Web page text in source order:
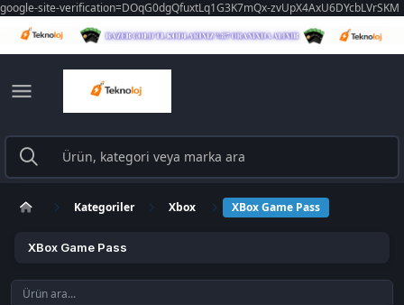
google-site-verification=DOqG0dgQfuxtLq1G3K7mQx-zvUpX4AxU6DYcbLVrSKM
Kategoriler Xbox XBox Game Pass
XBox Game Pass